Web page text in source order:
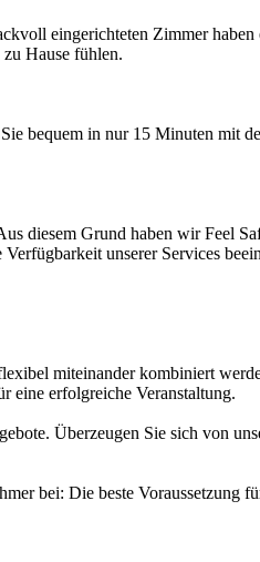
eingerichteten Zimmer
Hause fühlen.
bequem in nur 15 Minuten mit
diesem Grund haben wir Feel
unserer Services
miteinander kombiniert
eine erfolgreiche Veranstaltung.
Überzeugen Sie sich von
bei: Die beste Voraussetzung